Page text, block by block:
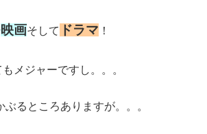
映画そして ドラマ ！
メジャーですし。。。
るところありますが。。。